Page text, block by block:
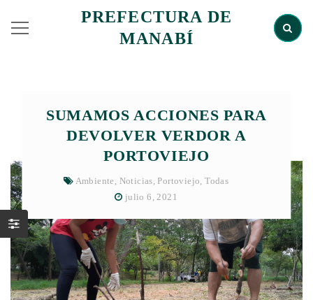
PREFECTURA DE
MANABÍ
SUMAMOS ACCIONES PARA
DEVOLVER VERDOR A
PORTOVIEJO
Ambiente , Noticias, Portoviejo,Todas
julio 6, 2021